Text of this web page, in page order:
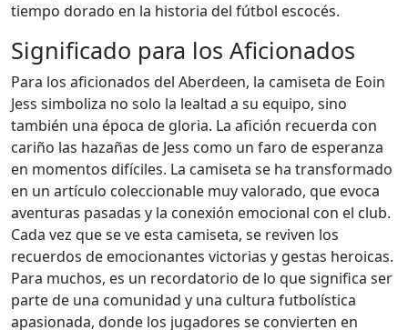
tiempo dorado en la historia del fútbol escocés.
Significado para los Aficionados
Para los aficionados del Aberdeen, la camiseta de Eoin
Jess simboliza no solo la lealtad a su equipo, sino
también una época de gloria. La afición recuerda con
cariño las hazañas de Jess como un faro de esperanza
en momentos difíciles. La camiseta se ha transformado
en un artículo coleccionable muy valorado, que evoca
aventuras pasadas y la conexión emocional con el club.
Cada vez que se ve esta camiseta, se reviven los
recuerdos de emocionantes victorias y gestas heroicas.
Para muchos, es un recordatorio de lo que significa ser
parte de una comunidad y una cultura futbolística
apasionada, donde los jugadores se convierten en